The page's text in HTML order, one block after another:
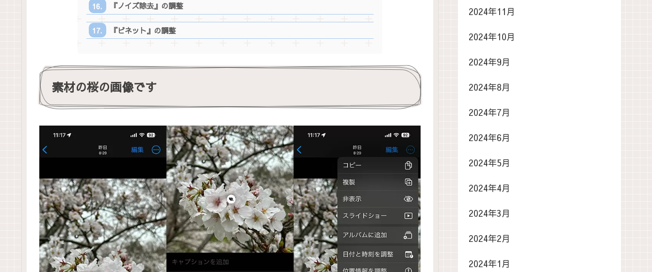
『ノイズ除去』の調整
『ビネット』の調整
素材の桜の画像です
2024年11月
2024年10月
2024年9月
2024年8月
2024年7月
2024年6月
2024年5月
2024年4月
2024年3月
2024年2月
2024年1月